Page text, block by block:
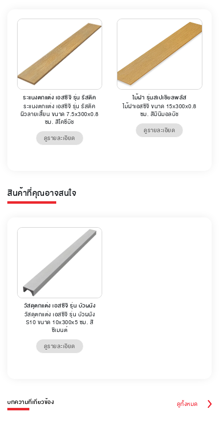
ระแนงตกแต่ง เอสซีจี รุ่น รัสติค
ระแนงตกแต่ง เอสซีจี รุ่น รัสติค
ผิวลายเสี้ยน ขนาด 7.5x300x0.8
ซม. สีโคซี่บีช
ดูรายละเอียด
ไม้ฝา รุ่นสเปเชียลพลัส
ไม้ฝาเอสซีจี ขนาด 15x300x0.8
ซม. สีมินิมอลบีช
ดูรายละเอียด
สินค้าที่คุณอาจสนใจ
วัสดุตกแต่ง เอสซีจี รุ่น บัวผนัง
วัสดุตกแต่ง เอสซีจี รุ่น บัวผนัง
S10 ขนาด 10x300x5 ซม. สี
ซีเมนต์
ดูรายละเอียด
บทความที่เกี่ยวข้อง ดูทั้งหมด